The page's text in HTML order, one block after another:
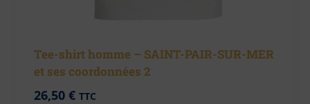
Tee-shirt homme – SAINT-PAIR-SUR-MER
et ses coordonnées 2
26,50 € TTC